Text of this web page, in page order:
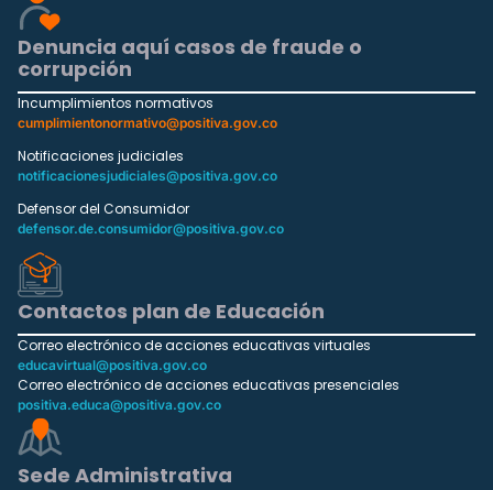
Denuncia aquí casos de fraude o
corrupción
Incumplimientos normativos
cumplimientonormativo@positiva.gov.co
Notificaciones judiciales
notificacionesjudiciales@positiva.gov.co
Defensor del Consumidor
defensor.de.consumidor@positiva.gov.co
Contactos plan de Educación
Correo electrónico de acciones educativas virtuales
educavirtual@positiva.gov.co
Correo electrónico de acciones educativas presenciales
positiva.educa@positiva.gov.co
Sede Administrativa